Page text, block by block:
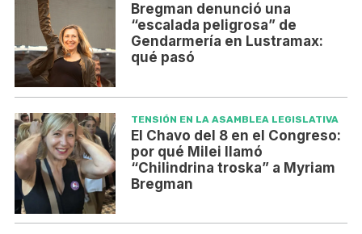
Bregman denunció una
“escalada peligrosa” de
Gendarmería en Lustramax:
qué pasó
TENSIÓN EN LA ASAMBLEA LEGISLATIVA
El Chavo del 8 en el Congreso:
por qué Milei llamó
“Chilindrina troska” a Myriam
Bregman